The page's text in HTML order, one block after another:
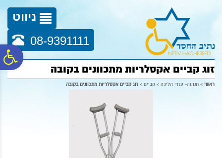
ניווט
08-9391111
זוג קביים אקסלריות מתכוונים בקובה
ראשי > תנועה- עזרי הליכה > קביים > זוג קביים אקסלריות מתכוונים בקובה